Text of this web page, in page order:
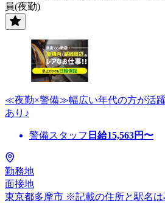
員(夜勤)
≪夜勤×警備≫幅広い年代の方が活
あり♪
警備スタッフ 日給15,563円〜
勤務地
面接地
東京都多摩市 ※記載の住所と駅名